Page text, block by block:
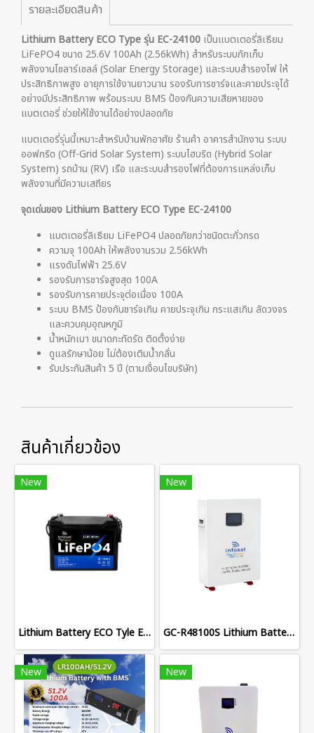
รายละเอียดสินค้า
Lithium Battery ECO Type รุ่น EC-24100 เป็นแบตเตอรี่ลิเธียม
LiFePO4 ขนาด 25.6V 100Ah (2.56kWh) สำหรับระบบกักเก็บ
พลังงานโซลาร์เซลล์ (Solar Energy Storage) และระบบสำรองไฟ ให้
ประสิทธิภาพสูง อายุการใช้งานยาวนาน รองรับการชาร์จและคายประจุได้
อย่างมีประสิทธิภาพ พร้อมระบบ BMS ป้องกันความเสียหายของ
แบตเตอรี่ ช่วยให้ใช้งานได้อย่างปลอดภัย
แบตเตอรี่รุ่นนี้เหมาะสำหรับบ้านพักอาศัย ร้านค้า อาคารสำนักงาน ระบบ
ออฟกริด (Off-Grid Solar System) ระบบไฮบริด (Hybrid Solar
System) รถบ้าน (RV) เรือ และระบบสำรองไฟที่ต้องการแหล่งเก็บ
พลังงานที่มีความเสถียร
จุดเด่นของ Lithium Battery ECO Type EC-24100
แบตเตอรี่ลิเธียม LiFePO4 ปลอดภัยกว่าชนิดตะกั่วกรด
ความจุ 100Ah ให้พลังงานรวม 2.56kWh
แรงดันไฟฟ้า 25.6V
รองรับการชาร์จสูงสุด 100A
รองรับการคายประจุต่อเนื่อง 100A
ระบบ BMS ป้องกันชาร์จเกิน คายประจุเกิน กระแสเกิน ลัดวงจร
และควบคุมอุณหภูมิ
น้ำหนักเบา ขนาดกะทัดรัด ติดตั้งง่าย
ดูแลรักษาน้อย ไม่ต้องเติมน้ำกลั่น
รับประกันสินค้า 5 ปี (ตามเงื่อนไขบริษัท)
สินค้าเกี่ยวข้อง
New
Lithium Battery ECO Tyle EC-12200
New
GC-R48100S Lithium Battery Home Solar
New New